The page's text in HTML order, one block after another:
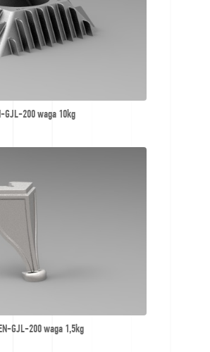
GJL-200 waga 10kg
GJL-200 waga 1,5kg